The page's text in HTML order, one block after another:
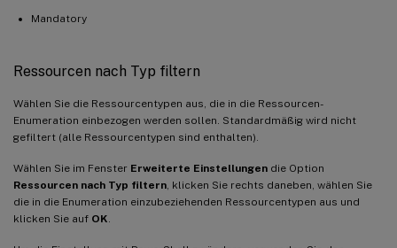
Mandatory
Ressourcen nach Typ filtern
Wählen Sie die Ressourcentypen aus, die in die Ressourcen-
Enumeration einbezogen werden sollen. Standardmäßig wird nicht
gefiltert (alle Ressourcentypen sind enthalten).
Wählen Sie im Fenster Erweiterte Einstellungen die Option
Ressourcen nach Typ filtern, klicken Sie rechts daneben, wählen Sie
die in die Enumeration einzubeziehenden Ressourcentypen aus und
klicken Sie auf OK.